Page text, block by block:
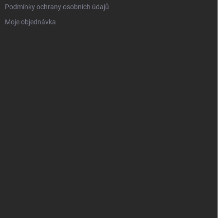
Podmínky ochrany osobních údajů
Moje objednávka